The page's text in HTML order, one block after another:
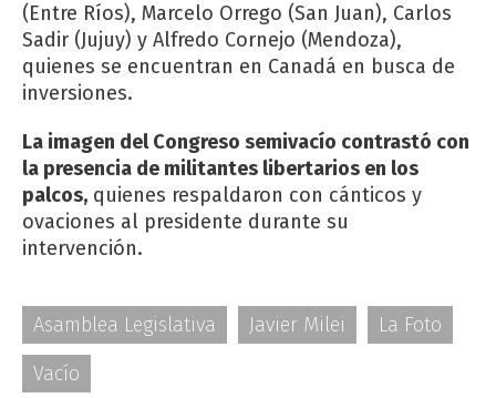
(Entre Ríos), Marcelo Orrego (San Juan), Carlos
Sadir (Jujuy) y Alfredo Cornejo (Mendoza),
quienes se encuentran en Canadá en busca de
inversiones.
La imagen del Congreso semivacío contrastó con
la presencia de militantes libertarios en los
palcos, quienes respaldaron con cánticos y
ovaciones al presidente durante su
intervención.
Asamblea Legislativa Javier Milei
La Foto
Vacío